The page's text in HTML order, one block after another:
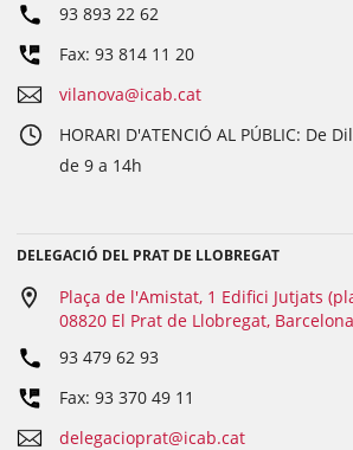
93 893 22 62
Fax: 93 814 11 20
vilanova@icab.cat
HORARI D'ATENCIÓ AL PÚBLIC: De
de 9 a 14h
DELEGACIÓ DEL PRAT DE LLOBREGAT
Plaça de l'Amistat, 1 Edifici Jutjats
08820 El Prat de Llobregat,
93 479 62 93
Fax: 93 370 49 11
delegacioprat@icab.cat